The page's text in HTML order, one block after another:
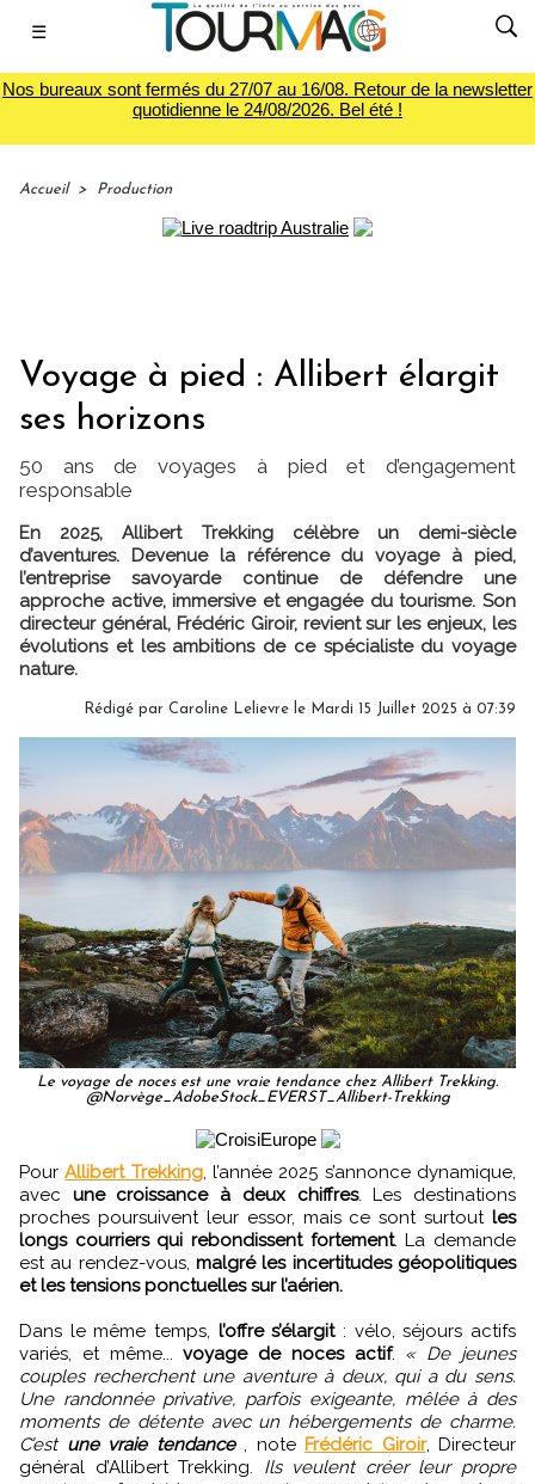
☰
Nos bureaux sont fermés du 27/07 au 16/08. Retour de la newsletter
quotidienne le 24/08/2026. Bel été !
Accueil > Production
Voyage à pied : Allibert élargit
ses horizons
50 ans de voyages à pied et d’engagement
responsable
En 2025, Allibert Trekking célèbre un demi-siècle
d’aventures. Devenue la référence du voyage à pied,
l’entreprise savoyarde continue de défendre une
approche active, immersive et engagée du tourisme. Son
directeur général, Frédéric Giroir, revient sur les enjeux, les
évolutions et les ambitions de ce spécialiste du voyage
nature.
Rédigé par Caroline Lelievre le Mardi 15 Juillet 2025 à 07:39
Le voyage de noces est une vraie tendance chez Allibert Trekking.
@Norvège_AdobeStock_EVERST_Allibert-Trekking
PourAllibert Trekking, l’année 2025 s’annonce dynamique,
avec une croissance à deux chiffres. Les destinations
proches poursuivent leur essor, mais ce sont surtout les
longs courriers qui rebondissent fortement. La demande
est au rendez-vous, malgré les incertitudes géopolitiques
et les tensions ponctuelles sur l’aérien.
Dans le même temps, l’offre s’élargit: vélo, séjours actifs
variés, et même...voyage de noces actif. « De jeunes
couples recherchent une aventure à deux, qui a du sens.
Une randonnée privative, parfois exigeante, mêlée à des
moments de détente avec un hébergements de charme.
C’est une vraie tendance , note Frédéric Giroir, Directeur
général d’Allibert Trekking. Ils veulent créer leur propre